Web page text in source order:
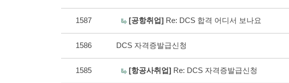
1587 [공항취업] Re: DCS 합격 어디서 보나요
1586 DCS 자격증발급신청
1585 [항공사취업] Re: DCS 자격증발급신청